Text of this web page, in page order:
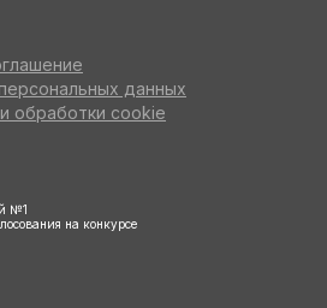
данных
обработки cookie
№1
на конкурсе